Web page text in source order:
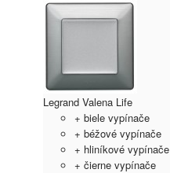
Legrand Valena Life
+ biele vypínače
+ béžové vypínače
+ hliníkové vypínače
+ čierne vypínače